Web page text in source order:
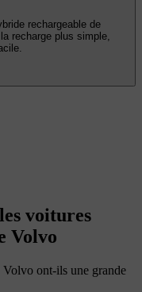
rechargeable de
recharge plus simple,
voitures
Volvo
Volvo ont-ils une grande